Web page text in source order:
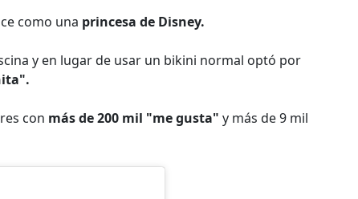
como una princesa de Disney.
y en lugar de usar un bikini normal optó por
con más de 200 mil "me gusta" y más de 9 mil